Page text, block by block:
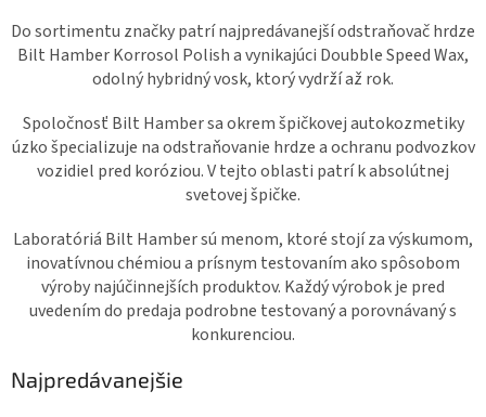
Do sortimentu značky patrí najpredávanejší odstraňovač hrdze
Bilt Hamber Korrosol Polish a vynikajúci Doubble Speed Wax,
odolný hybridný vosk, ktorý vydrží až rok.
Spoločnosť Bilt Hamber sa okrem špičkovej autokozmetiky
úzko špecializuje na odstraňovanie hrdze a ochranu podvozkov
vozidiel pred koróziou. V tejto oblasti patrí k absolútnej
svetovej špičke.
Laboratóriá Bilt Hamber sú menom, ktoré stojí za výskumom,
inovatívnou chémiou a prísnym testovaním ako spôsobom
výroby najúčinnejších produktov. Každý výrobok je pred
uvedením do predaja podrobne testovaný a porovnávaný s
konkurenciou.
Najpredávanejšie